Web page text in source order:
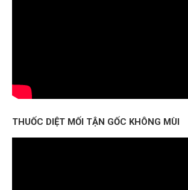
THUỐC DIỆT MỐI TẬN GỐC KHÔNG MÙI